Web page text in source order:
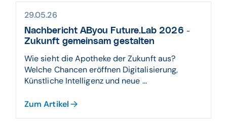
29.05.26
Nachbericht AByou Future.Lab 2026 -
Zukunft gemeinsam gestalten
Wie sieht die Apotheke der Zukunft aus?
Welche Chancen eröffnen Digitalisierung,
Künstliche Intelligenz und neue ...
Zum Artikel